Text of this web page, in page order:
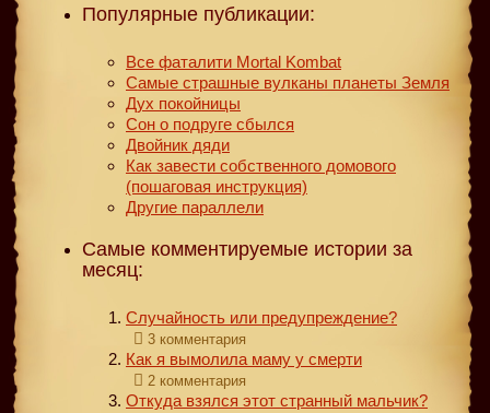
Популярные публикации:
Все фаталити Mortal Kombat
Самые страшные вулканы планеты Земля
Дух покойницы
Сон о подруге сбылся
Двойник дяди
Как завести собственного домового
(пошаговая инструкция)
Другие параллели
Самые комментируемые истории за
месяц:
Случайность или предупреждение?
3 комментария
Как я вымолила маму у смерти
2 комментария
Откуда взялся этот странный мальчик?